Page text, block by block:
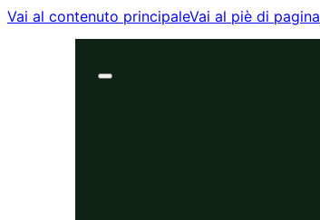
Vai al contenuto principaleVai al piè di pagina